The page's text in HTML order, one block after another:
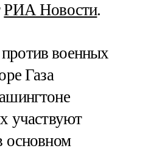
РИА Новости.
военных
Газа
участвуют
основном